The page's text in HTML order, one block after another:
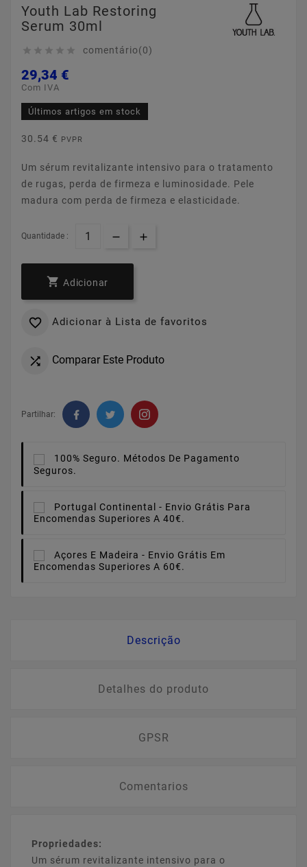
Youth Lab Restoring
Serum 30ml
     comentário(0)
29,34 €
Com IVA
Últimos artigos em stock
30.54 € PVPR
Um sérum revitalizante intensivo para o tratamento
de rugas, perda de firmeza e luminosidade. Pele
madura com perda de firmeza e elasticidade.
Quantidade :
 Adicionar
 Adicionar à Lista de favoritos
 Comparar Este Produto
Partilhar:
100% Seguro. Métodos De Pagamento
Seguros.
Portugal Continental - Envio Grátis Para
Encomendas Superiores A 40€.
Açores E Madeira - Envio Grátis Em
Encomendas Superiores A 60€.
Descrição
Detalhes do produto
GPSR
Comentarios
Propriedades:
Um sérum revitalizante intensivo para o